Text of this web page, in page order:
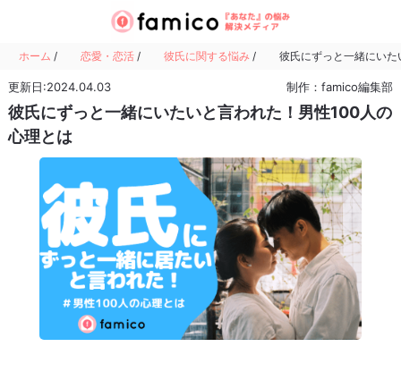
ホーム / 恋愛・恋活 / 彼氏に関する悩み / 彼氏にずっと一緒にい
更新日:2024.04.03 制作：famico編集部
彼氏にずっと一緒にいたいと言われた！男性100人の
心理とは